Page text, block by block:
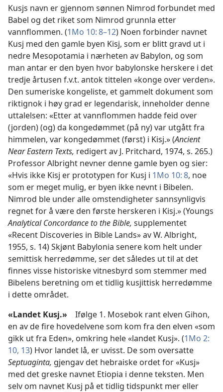
Kusjs navn er gjennom sønnen Nimrod forbundet med
Babel og det riket som Nimrod grunnla etter
vannflommen. (1Mo 10: 8–12) Noen forbinder navnet
Kusj med den gamle byen Kisj, som er blitt gravd ut i
nedre Mesopotamia i nærheten av Babylon, og som
man antar er den byen hvor babylonske herskere i det
tredje årtusen f.v.t. antok tittelen «konge over verden».
Den sumeriske kongeliste, et gammelt dokument som
riktignok i høy grad er legendarisk, inneholder denne
uttalelsen: «Etter at vannflommen hadde feid over
(jorden) (og) da kongedømmet (på ny) var utgått fra
himmelen, var kongedømmet (først) i Kisj.» (Ancient
Near Eastern Texts, redigert av J. Pritchard, 1974, s. 265.)
Professor Albright nevner denne gamle byen og sier:
«Hvis ikke Kisj er prototypen for Kusj i 1Mo 10: 8, noe
som er meget mulig, er byen ikke nevnt i Bibelen.
Nimrod ble under alle omstendigheter sannsynligvis
regnet for å være den første herskeren i Kisj.» (Youngs
Analytical Concordance to the Bible, supplementet
«Recent Discoveries in Bible Lands» av W. Albright,
1955, s. 14) Skjønt Babylonia senere kom helt under
semittisk herredømme, ser det således ut til at det
finnes visse historiske vitnesbyrd som stemmer med
Bibelens beretning om et tidlig kusjittisk herredømme
i dette området.
«Landet Kusj.» Ifølge 1. Mosebok rant elven Gihon,
en av de fire hovedelvene som kom fra den elven «som
gikk ut fra Eden», omkring hele «landet Kusj». (1Mo 2:
10, 13) Hvor landet lå, er uvisst. De som oversatte
Septuaginta, gjengav det hebraiske ordet for «Kusj»
med det greske navnet Etiopia i denne teksten. Men
selv om navnet Kusj på et tidlig tidspunkt mer eller